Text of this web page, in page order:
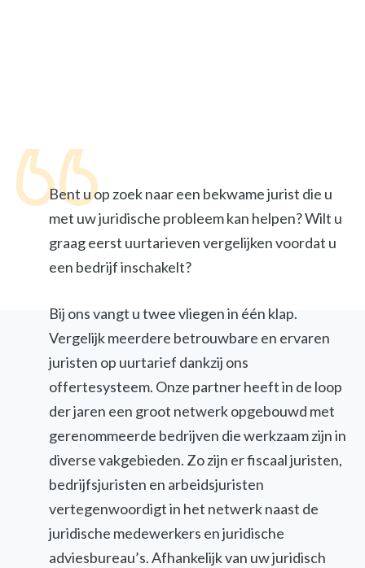
Bent u op zoek naar een bekwame jurist die u
met uw juridische probleem kan helpen? Wilt u
graag eerst uurtarieven vergelijken voordat u
een bedrijf inschakelt?
Bij ons vangt u twee vliegen in één klap.
Vergelijk meerdere betrouwbare en ervaren
juristen op uurtarief dankzij ons
offertesysteem. Onze partner heeft in de loop
der jaren een groot netwerk opgebouwd met
gerenommeerde bedrijven die werkzaam zijn in
diverse vakgebieden. Zo zijn er fiscaal juristen,
bedrijfsjuristen en arbeidsjuristen
vertegenwoordigt in het netwerk naast de
juridische medewerkers en juridische
adviesbureau’s. Afhankelijk van uw juridisch